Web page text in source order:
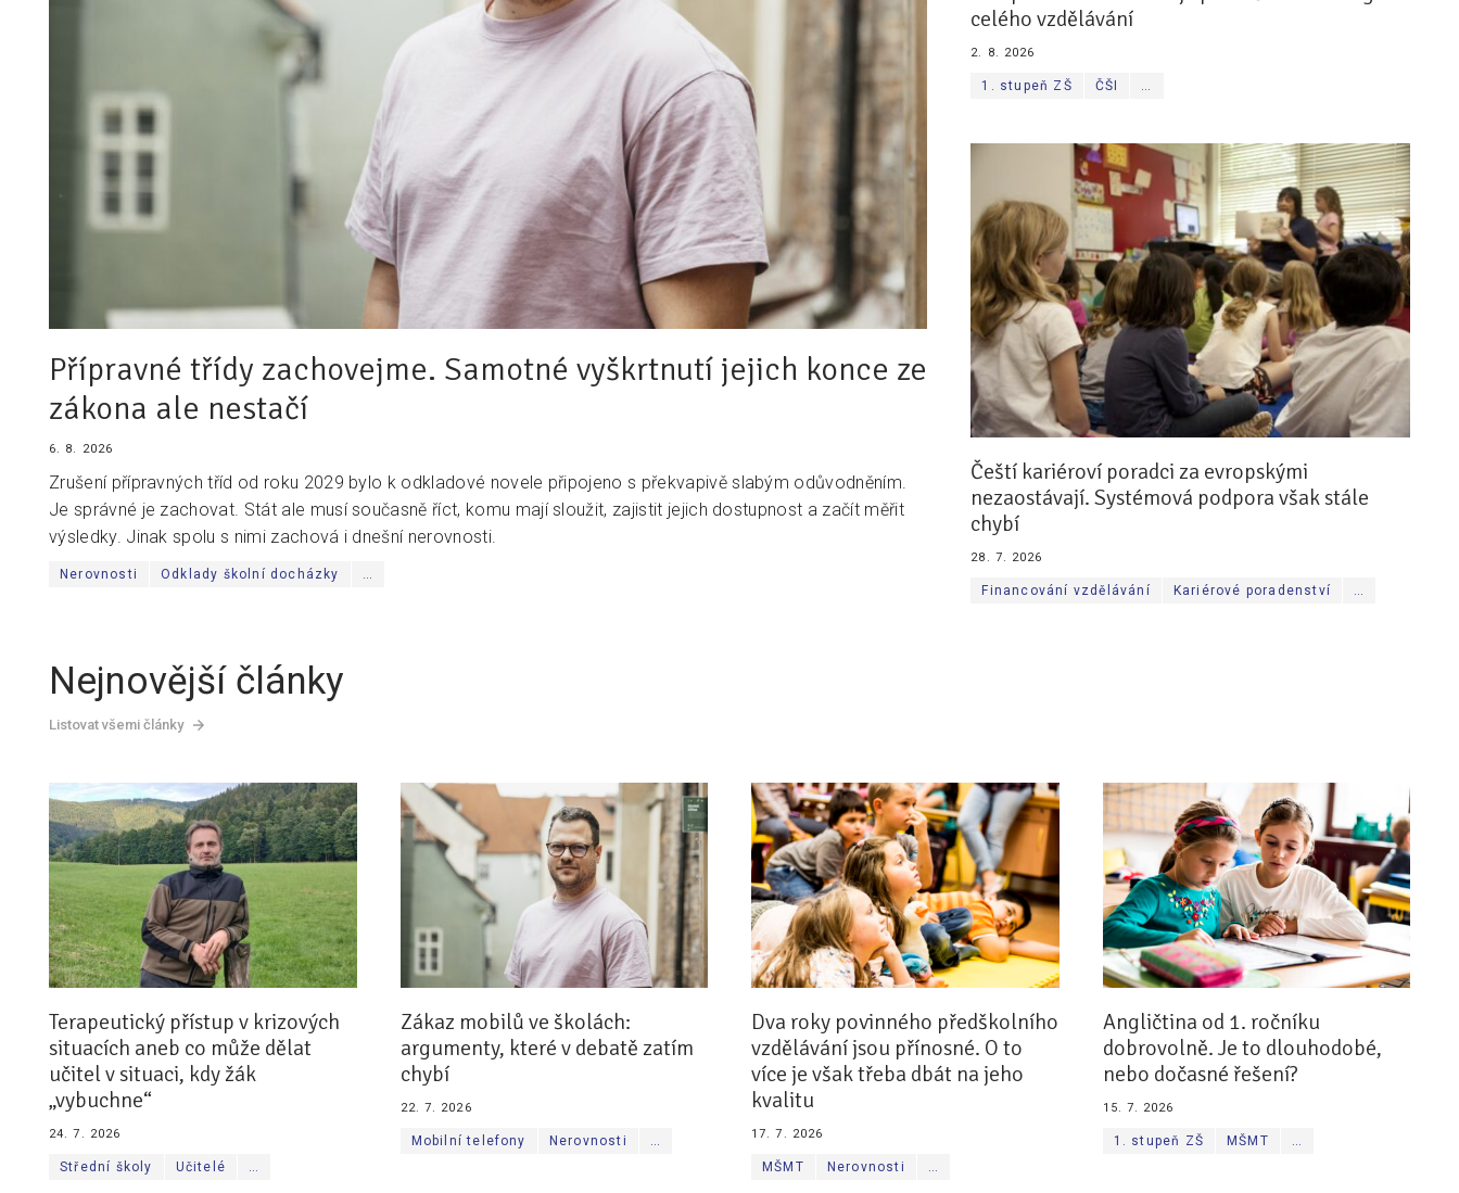
Přípravné třídy zachovejme. Samotné vyškrtnutí jejich konce ze
zákona ale nestačí
6. 8. 2026
Zrušení přípravných tříd od roku 2029 bylo k odkladové novele připojeno s překvapivě slabým odůvodněním.
Je správné je zachovat. Stát ale musí současně říct, komu mají sloužit, zajistit jejich dostupnost a začít měřit
výsledky. Jinak spolu s nimi zachová i dnešní nerovnosti.
Nerovnosti Odklady školní docházky
celého vzdělávání
2. 8. 2026
1. stupeň ZŠ ČŠI …
Čeští kariéroví poradci za evropskými
nezaostávají. Systémová podpora však stále
chybí
28. 7. 2026
Financování vzdělávání Kariérové poradenství
Nejnovější články
Listovat všemi články
Terapeutický přístup v krizových
situacích aneb co může dělat
učitel v situaci, kdy žák
„vybuchne“
24. 7. 2026
Střední školy Učitelé …
Zákaz mobilů ve školách:
argumenty, které v debatě zatím
chybí
22. 7. 2026
Mobilní telefony Nerovnosti …
Dva roky povinného předškolního
vzdělávání jsou přínosné. O to
více je však třeba dbát na jeho
kvalitu
17. 7. 2026
MŠMT Nerovnosti …
Angličtina od 1. ročníku
dobrovolně. Je to dlouhodobé,
nebo dočasné řešení?
15. 7. 2026
1. stupeň ZŠ MŠMT …